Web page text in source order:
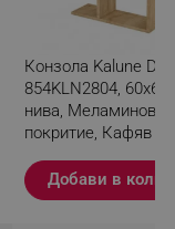
Конзола Kalune
854KLN2804, 60х60
нива, Меламиново
покритие, Кафяв
Добави в